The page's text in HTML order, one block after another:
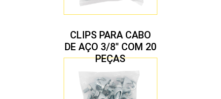
CLIPS PARA CABO
DE AÇO 3/8″ COM 20
PEÇAS